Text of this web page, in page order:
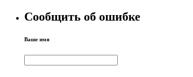
Сообщить об ошибке
Ваше имя